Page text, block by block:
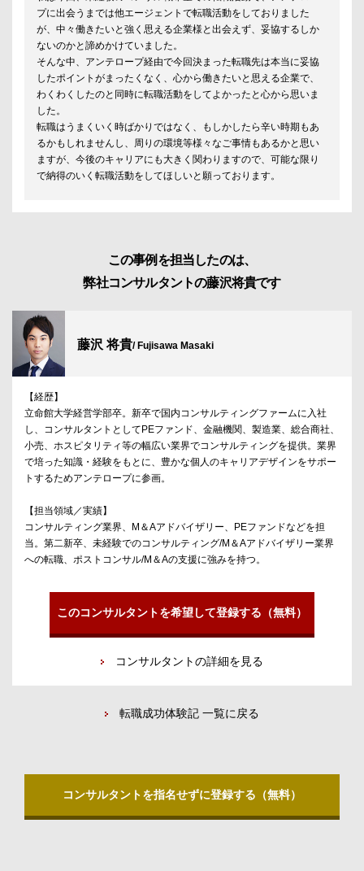
プに出会うまでは他エージェントで転職活動をしておりました
が、中々働きたいと強く思える企業様と出会えず、妥協するしか
ないのかと諦めかけていました。
そんな中、アンテロープ経由で今回決まった転職先は本当に妥協
したポイントがまったくなく、心から働きたいと思える企業で、
わくわくしたのと同時に転職活動をしてよかったと心から思いま
した。
転職はうまくいく時ばかりではなく、もしかしたら辛い時期もあ
るかもしれませんし、周りの環境等様々なご事情もあるかと思い
ますが、今後のキャリアにも大きく関わりますので、可能な限り
で納得のいく転職活動をしてほしいと願っております。
この事例を担当したのは、
弊社コンサルタントの藤沢将貴です
藤沢 将貴/ Fujisawa Masaki
【経歴】
立命館大学経営学部卒。新卒で国内コンサルティングファームに入社
し、コンサルタントとしてPEファンド、金融機関、製造業、総合商社、
小売、ホスピタリティ等の幅広い業界でコンサルティングを提供。業界
で培った知識・経験をもとに、豊かな個人のキャリアデザインをサポー
トするためアンテロープに参画。
【担当領域／実績】
コンサルティング業界、M＆Aアドバイザリー、PEファンドなどを担
当。第二新卒、未経験でのコンサルティング/M＆Aアドバイザリー業界
への転職、ポストコンサル/M＆Aの支援に強みを持つ。
このコンサルタントを希望して登録する（無料）
コンサルタントの詳細を見る
転職成功体験記 一覧に戻る
コンサルタントを指名せずに登録する（無料）